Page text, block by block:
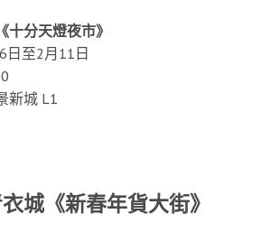
分天燈夜市》
日至2月11日
新城 L1
城《新春年貨大街》